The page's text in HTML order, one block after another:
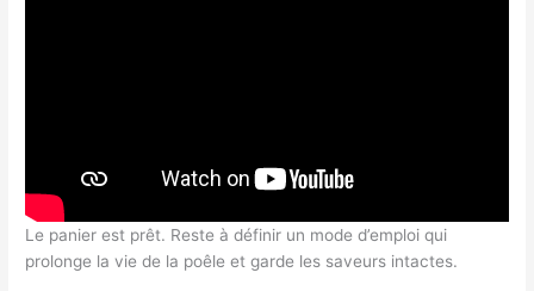
Le panier est prêt. Reste à définir un mode d’emploi qui
prolonge la vie de la poêle et garde les saveurs intactes.